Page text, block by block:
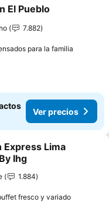
a favoritos
El Pueblo
7.882
para la familia
Ver precios
a favoritos
Express Lima
Ihg
1.884
fresco y variadoVer